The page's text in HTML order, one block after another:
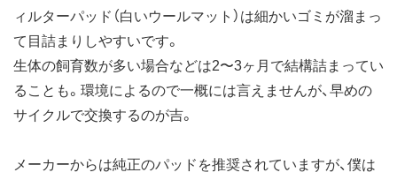
ィルターパッド（白いウールマット）は細かいゴミが溜まっ
て目詰まりしやすいです。
生体の飼育数が多い場合などは2〜3ヶ月で結構詰まってい
ることも。環境によるので一概には言えませんが、早めの
サイクルで交換するのが吉。
メーカーからは純正のパッドを推奨されていますが、僕は